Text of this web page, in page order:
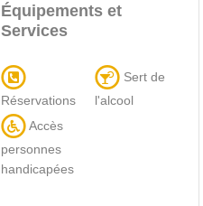
Équipements et
Services
Réservations
Sert de
l'alcool
Accès
personnes
handicapées